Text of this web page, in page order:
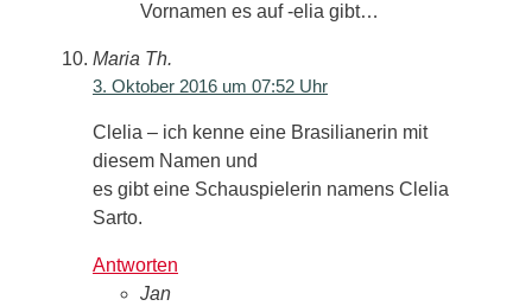
Vornamen es auf -elia gibt…
Maria Th.
3. Oktober 2016 um 07:52 Uhr
Clelia – ich kenne eine Brasilianerin mit
diesem Namen und
es gibt eine Schauspielerin namens Clelia
Sarto.
Antworten
Jan